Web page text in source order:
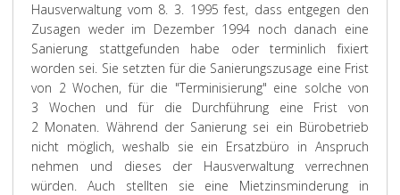
Hausverwaltung vom 8. 3. 1995 fest, dass entgegen den
Zusagen weder im Dezember 1994 noch danach eine
Sanierung stattgefunden habe oder terminlich fixiert
worden sei. Sie setzten für die Sanierungszusage eine Frist
von 2 Wochen, für die "Terminisierung" eine solche von
3 Wochen und für die Durchführung eine Frist von
2 Monaten. Während der Sanierung sei ein Bürobetrieb
nicht möglich, weshalb sie ein Ersatzbüro in Anspruch
nehmen und dieses der Hausverwaltung verrechnen
würden. Auch stellten sie eine Mietzinsminderung in